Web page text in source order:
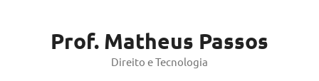
Prof. Matheus Passos
Direito e Tecnologia